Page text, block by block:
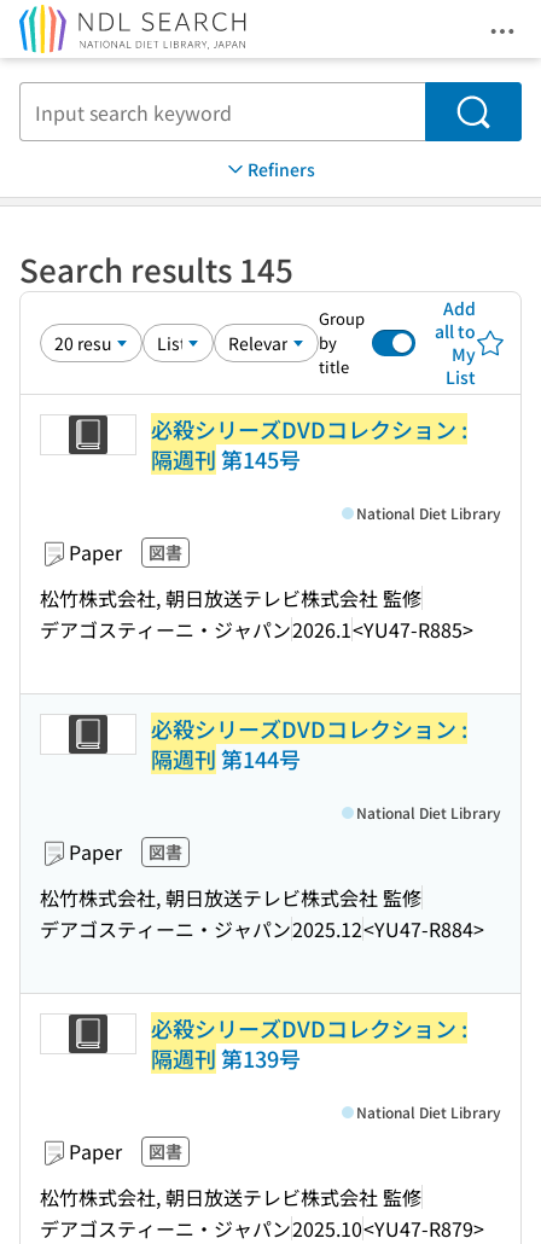
Search
Refiners
Search results 145
Group
by
title
Add
all to
My
List
必殺シリーズDVDコレクション :
隔週刊第145号
Paper 図書
松竹株式会社, 朝日放送テレビ株式会社 監修
デアゴスティーニ・ジャパン2026.1<YU47-R885>
National Diet Library
必殺シリーズDVDコレクション :
隔週刊第144号
Paper 図書
松竹株式会社, 朝日放送テレビ株式会社 監修
デアゴスティーニ・ジャパン2025.12<YU47-R884>
National Diet Library
必殺シリーズDVDコレクション :
隔週刊第139号
Paper 図書
松竹株式会社, 朝日放送テレビ株式会社 監修
デアゴスティーニ・ジャパン2025.10<YU47-R879>
National Diet Library